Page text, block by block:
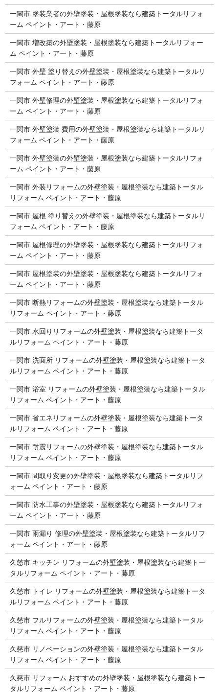
一関市 塗装業者の外壁塗装・屋根塗装なら建築トータルリフォ
ーム ペイント・アート・藤原
一関市 増改築の外壁塗装・屋根塗装なら建築トータルリフォー
ム ペイント・アート・藤原
一関市 外壁 塗り替えの外壁塗装・屋根塗装なら建築トータルリ
フォーム ペイント・アート・藤原
一関市 外壁修理の外壁塗装・屋根塗装なら建築トータルリフォ
ーム ペイント・アート・藤原
一関市 外壁塗装 費用の外壁塗装・屋根塗装なら建築トータルリ
フォーム ペイント・アート・藤原
一関市 外壁塗装の外壁塗装・屋根塗装なら建築トータルリフォ
ーム ペイント・アート・藤原
一関市 外装リフォームの外壁塗装・屋根塗装なら建築トータル
リフォーム ペイント・アート・藤原
一関市 屋根 塗り替えの外壁塗装・屋根塗装なら建築トータルリ
フォーム ペイント・アート・藤原
一関市 屋根修理の外壁塗装・屋根塗装なら建築トータルリフォ
ーム ペイント・アート・藤原
一関市 屋根塗装の外壁塗装・屋根塗装なら建築トータルリフォ
ーム ペイント・アート・藤原
一関市 断熱リフォームの外壁塗装・屋根塗装なら建築トータル
リフォーム ペイント・アート・藤原
一関市 水回りリフォームの外壁塗装・屋根塗装なら建築トータ
ルリフォーム ペイント・アート・藤原
一関市 洗面所 リフォームの外壁塗装・屋根塗装なら建築トータ
ルリフォーム ペイント・アート・藤原
一関市 浴室 リフォームの外壁塗装・屋根塗装なら建築トータル
リフォーム ペイント・アート・藤原
一関市 省エネリフォームの外壁塗装・屋根塗装なら建築トータ
ルリフォーム ペイント・アート・藤原
一関市 耐震リフォームの外壁塗装・屋根塗装なら建築トータル
リフォーム ペイント・アート・藤原
一関市 間取り変更の外壁塗装・屋根塗装なら建築トータルリフ
ォーム ペイント・アート・藤原
一関市 防水工事の外壁塗装・屋根塗装なら建築トータルリフォ
ーム ペイント・アート・藤原
一関市 雨漏り 修理の外壁塗装・屋根塗装なら建築トータルリフ
ォーム ペイント・アート・藤原
久慈市 キッチン リフォームの外壁塗装・屋根塗装なら建築トー
タルリフォーム ペイント・アート・藤原
久慈市 トイレ リフォームの外壁塗装・屋根塗装なら建築トータ
ルリフォーム ペイント・アート・藤原
久慈市 フルリフォームの外壁塗装・屋根塗装なら建築トータル
リフォーム ペイント・アート・藤原
久慈市 リノベーションの外壁塗装・屋根塗装なら建築トータル
リフォーム ペイント・アート・藤原
久慈市 リフォーム おすすめの外壁塗装・屋根塗装なら建築トー
タルリフォーム ペイント・アート・藤原